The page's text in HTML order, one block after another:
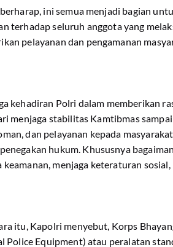
ini semua menjadi bagian
terhadap seluruh anggota yang
pelayanan dan pengamanan
kehadiran Polri dalam memberikan
menjaga stabilitas Kamtibmas
dan pelayanan kepada
hukum. Khususnya
keamanan, menjaga keteraturan
itu, Kapolri menyebut, Korps
Police Equipment) atau peralatan